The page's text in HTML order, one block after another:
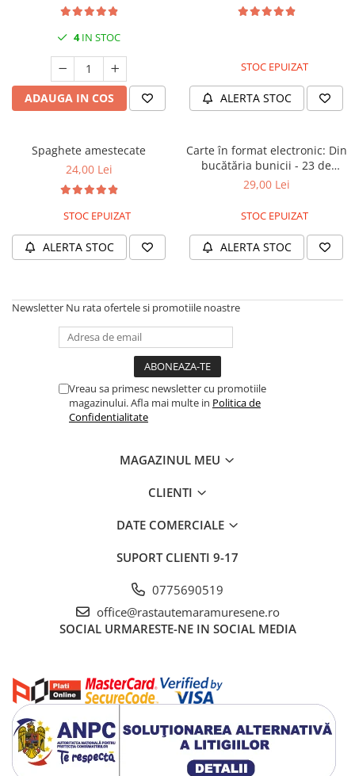
4IN STOC
ADAUGA IN COS
STOC EPUIZAT
ALERTA STOC
Spaghete amestecate
24,00 Lei
STOC EPUIZAT
ALERTA STOC
Carte în format electronic: Din
bucătăria bunicii - 23 de
rețete cu paste
29,00 Lei
STOC EPUIZAT
ALERTA STOC
Newsletter Nu rata ofertele si promotiile noastre
Vreau sa primesc newsletter cu promotiile
magazinului. Afla mai multe in Politica de
Confidentialitate
MAGAZINUL MEU
CLIENTI
DATE COMERCIALE
SUPORT CLIENTI 9-17
0775690519
office@rastautemaramuresene.ro
SOCIAL URMARESTE-NE IN SOCIAL MEDIA